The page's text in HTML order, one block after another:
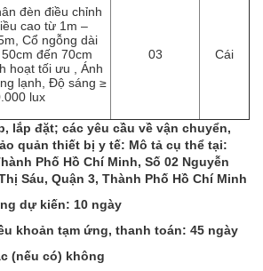
đèn điều chỉnh
cao từ 1m –
Cổ ngỗng dài
đến 70cm
hoạt tối ưu , Ánh
lạnh, Độ sáng ≥
lux
03 Cái
lắp đặt; các yêu cầu về vận chuyển,
quản thiết bị y tế: Mô tả cụ thể tại:
Phố Hồ Chí Minh, Số 02 Nguyễn
Sáu, Quận 3, Thành Phố Hồ Chí Minh
dự kiến: 10 ngày
khoản tạm ứng, thanh toán: 45 ngày
(nếu có) không